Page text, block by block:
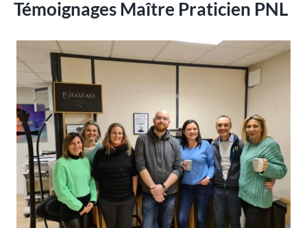
Témoignages Maître Praticien PNL